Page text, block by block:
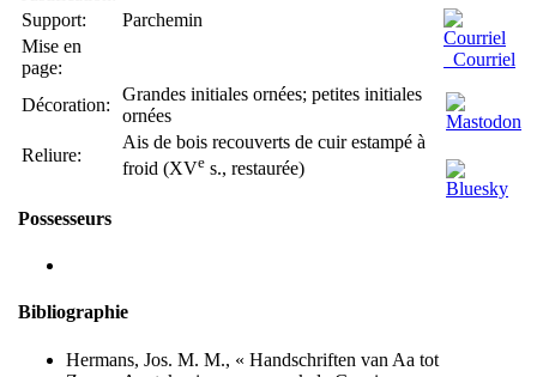
Support:
Parchemin
Mise en
page:
Décoration:
Grandes initiales ornées; petites initiales
ornées
Reliure:
Ais de bois recouverts de cuir estampé à
froid (XVe s., restaurée)
Possesseurs
Bibliographie
Hermans, Jos. M. M., « Handschriften van Aa tot
Courriel